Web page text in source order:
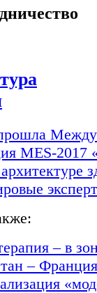
MES-
– в
–